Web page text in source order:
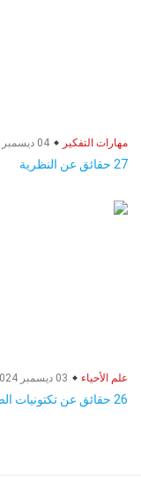
مهارات التفكير
27 حقائق عن النظرية
علم الأحياء
26 حقائق عن تكتونيات الصفائح